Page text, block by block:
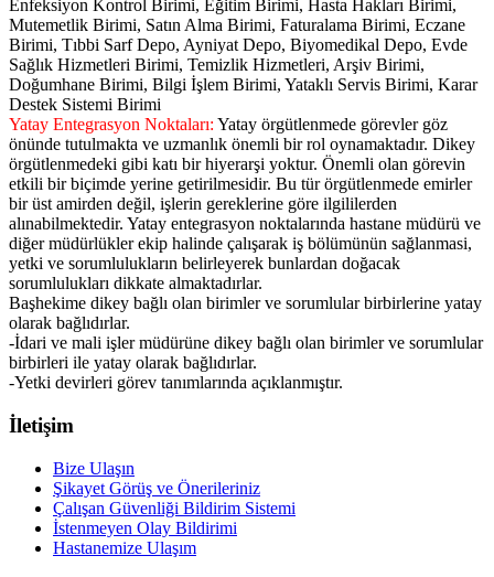
Enfeksiyon Kontrol Birimi, Eğitim Birimi, Hasta Hakları Birimi,
Mutemetlik Birimi, Satın Alma Birimi, Faturalama Birimi, Eczane
Birimi, Tıbbi Sarf Depo, Ayniyat Depo, Biyomedikal Depo, Evde
Sağlık Hizmetleri Birimi, Temizlik Hizmetleri, Arşiv Birimi,
Doğumhane Birimi, Bilgi İşlem Birimi, Yataklı Servis Birimi, Karar
Destek Sistemi Birimi
Yatay Entegrasyon Noktaları: Yatay örgütlenmede görevler göz
önünde tutulmakta ve uzmanlık önemli bir rol oynamaktadır. Dikey
örgütlenmedeki gibi katı bir hiyerarşi yoktur. Önemli olan görevin
etkili bir biçimde yerine getirilmesidir. Bu tür örgütlenmede emirler
bir üst amirden değil, işlerin gereklerine göre ilgililerden
alınabilmektedir. Yatay entegrasyon noktalarında hastane müdürü ve
diğer müdürlükler ekip halinde çalışarak iş bölümünün sağlanmasi,
yetki ve sorumlulukların belirleyerek bunlardan doğacak
sorumlulukları dikkate almaktadırlar.
Başhekime dikey bağlı olan birimler ve sorumlular birbirlerine yatay
olarak bağlıdırlar.
-İdari ve mali işler müdürüne dikey bağlı olan birimler ve sorumlular
birbirleri ile yatay olarak bağlıdırlar.
-Yetki devirleri görev tanımlarında açıklanmıştır.
İletişim
Bize Ulaşın
Şikayet Görüş ve Önerileriniz
Çalışan Güvenliği Bildirim Sistemi
İstenmeyen Olay Bildirimi
Hastanemize Ulaşım